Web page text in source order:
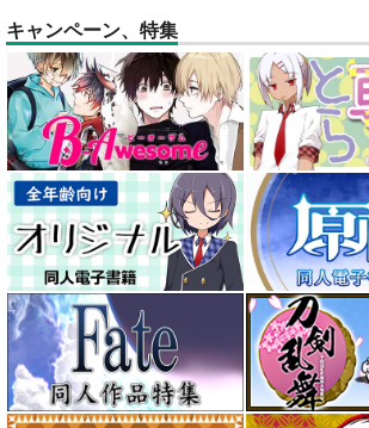
キャンペーン、特集